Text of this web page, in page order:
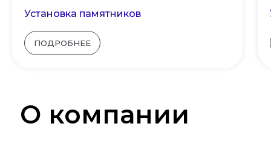
Установка памятников
ПОДРОБНЕЕ
О компании